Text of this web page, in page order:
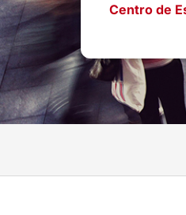
Centro de